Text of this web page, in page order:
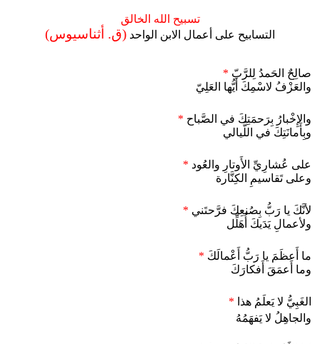
تسبيح الله الخالق
التسابيح على أعمال الابن الواحد (ق. أثناسيوس)
صالِحٌ الحَمدُ لِلرَّبّ *
والعَزْفُ لاسْمِكَ أَيُّها العَلِيّ
والإِخْبارُ بِرَحمَتِكَ في الصَّباح *
وبِأَمانَتِكَ في اللَّيالي
على عُشارِيِّ الأَوتارِ والعُود *
وعلى تَقاسيمِ الكِنَّارة
لأنَّكَ يا رَبُّ بِصُنعِكَ فرَّحتَني *
ولأعمالِ يَدَيكَ أُهَلِّل
ما أَعظَمَ يا رَبُّ أَعْمالَكَ *
وما أَعمَقَ أَفكارَكَ
الغَبِيُّ لا يَعلَمُ هذا *
والجاهِلُ لا يَفهَمُهُ